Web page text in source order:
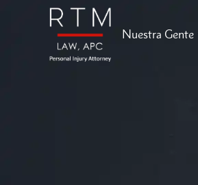
Nuestra Gente